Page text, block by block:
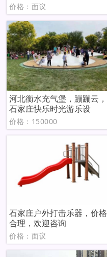
价格：面议
河北衡水充气堡，蹦蹦云，
石家庄快乐时光游乐设
价格：150000
石家庄户外打击乐器，价格
合理，欢迎咨询
价格：面议